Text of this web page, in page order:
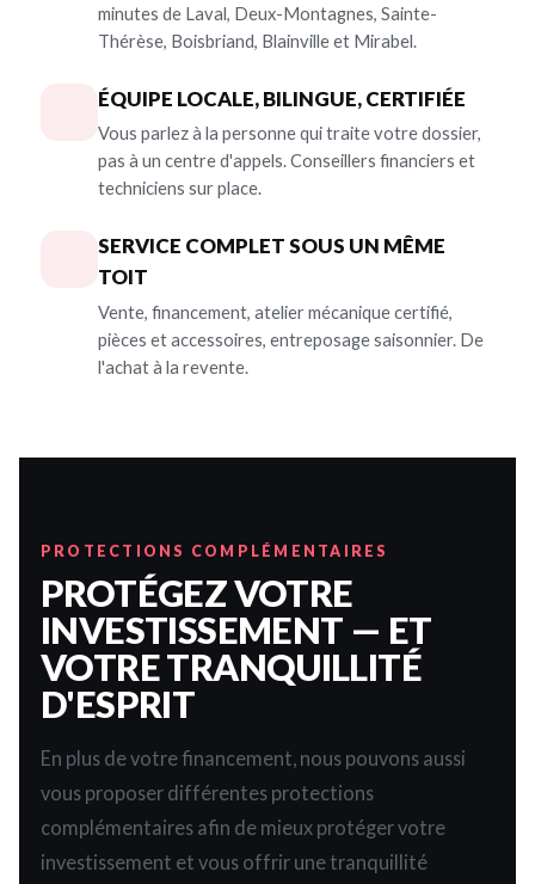
minutes de Laval, Deux-Montagnes, Sainte-
Thérèse, Boisbriand, Blainville et Mirabel.
ÉQUIPE LOCALE, BILINGUE, CERTIFIÉE
Vous parlez à la personne qui traite votre dossier,
pas à un centre d'appels. Conseillers financiers et
techniciens sur place.
SERVICE COMPLET SOUS UN MÊME
TOIT
Vente, financement, atelier mécanique certifié,
pièces et accessoires, entreposage saisonnier. De
l'achat à la revente.
PROTECTIONS COMPLÉMENTAIRES
PROTÉGEZ VOTRE
INVESTISSEMENT — ET
VOTRE TRANQUILLITÉ
D'ESPRIT
En plus de votre financement, nous pouvons aussi
vous proposer différentes protections
complémentaires afin de mieux protéger votre
investissement et vous offrir une tranquillité